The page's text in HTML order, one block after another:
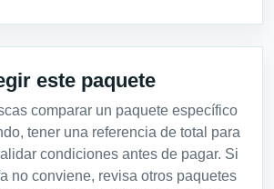
este paquete
comparar un paquete específico
tener una referencia de total para
condiciones antes de pagar. Si
no conviene, revisa otros paquetes